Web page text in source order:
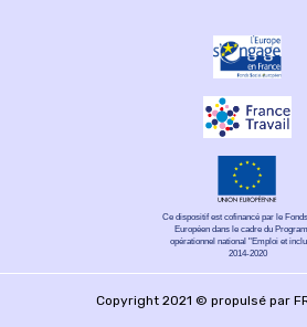
Ce dispositif est cofinancé par le
Européen dans le cadre du
opérationnel national "Emploi et
2014-2020
Copyright 2021 © propulsé par